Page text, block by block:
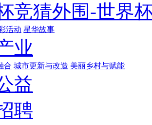
竞猜外围-世界
活动 星华故事
业
合 城市更新与改造 美丽乡村与赋能
益
聘